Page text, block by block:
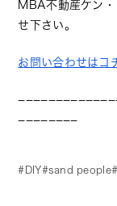
MBA不動産ケン
せ下さい。
お問い合わせはコ
−−−−−−−−
DIY sand people